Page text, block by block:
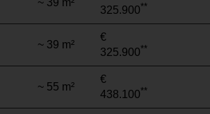
325.900**
~ 39 m²
€
325.900**
~ 55 m²
€
438.100**